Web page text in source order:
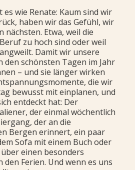
wie Renate: Kaum sind wir
haben wir das Gefühl, wir
nächsten. Etwa, weil die
zu hoch sind oder weil
Damit wir unsere
den schönsten Tagen im Jahr
– und sie länger wirken
die wir
bewusst mit einplanen, und
entdeckt hat: Der
der einmal wöchentlich
der an die
Bergen erinnert, ein paar
Sofa mit einem Buch oder
einen besonders
Ferien. Und wenn es uns